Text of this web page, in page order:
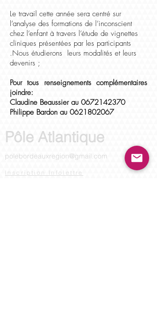
Le travail cette année sera centré sur
l’analyse des formations de l’inconscient
chez l’enfant à travers l’étude de vignettes
cliniques présentées par les participants
.Nous étudierons leurs modalités et leurs
devenirs ;
Pour tous renseignements complémentaires
joindre:
Claudine Beaussier au 0672142370
Philippe Bardon au 0621802067
Pôle Atlantique
polebordeauxregion@gmail.com
Inscript ion Infol ettre